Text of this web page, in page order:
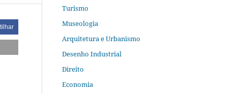
Turismo
Museologia
Arquitetura e Urbanismo
Desenho Industrial
Direito
Economia